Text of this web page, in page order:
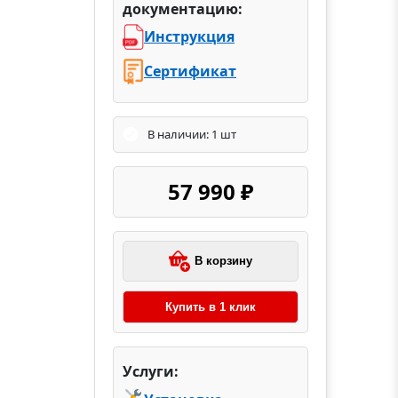
документацию:
Инструкция
Сертификат
В наличии: 1 шт
57 990 ₽
В корзину
Купить в 1 клик
Услуги: